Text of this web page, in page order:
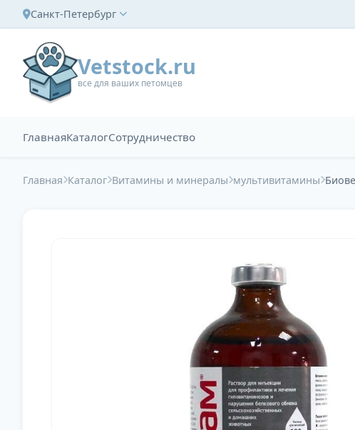
Санкт-Петербург
Vetstock.ru
все для ваших петомцев
ГлавнаяКаталогСотрудничество
Главная Каталог Витамины и минералы мультивитамины